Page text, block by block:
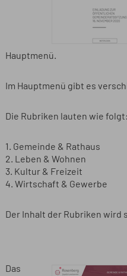
Hauptmenü.
Im Hauptmenü gibt es
Die Rubriken lauten wie folgt:
1. Gemeinde & Rathaus
2. Leben & Wohnen
3. Kultur & Freizeit
4. Wirtschaft & Gewerbe
Der Inhalt der Rubriken wird
Das